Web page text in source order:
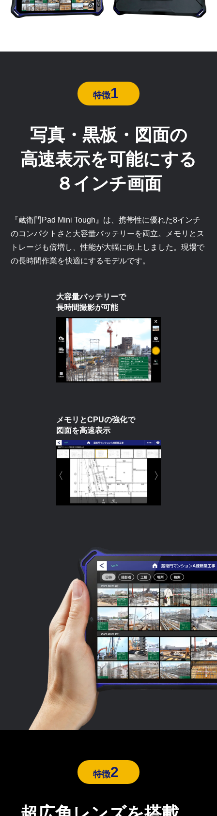
特徴1
写真・黒板・図面の
高速表示を可能にする
８インチ画面
『蔵衛門Pad Mini Tough』は、携帯性に優れた8インチ
のコンパクトさと大容量バッテリーを両立。メモリとス
トレージも倍増し、性能が大幅に向上しました。現場で
の長時間作業を快適にするモデルです。
大容量バッテリーで
長時間撮影が可能
メモリとCPUの強化で
図面を高速表示
特徴2